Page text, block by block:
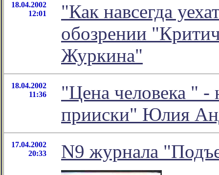
18.04.2002
12:01
"Как навсегда
обозрении
Журкина"
18.04.2002
11:36
"Цена человека " -
прииски" Юлия
17.04.2002
20:33
N9 журнала